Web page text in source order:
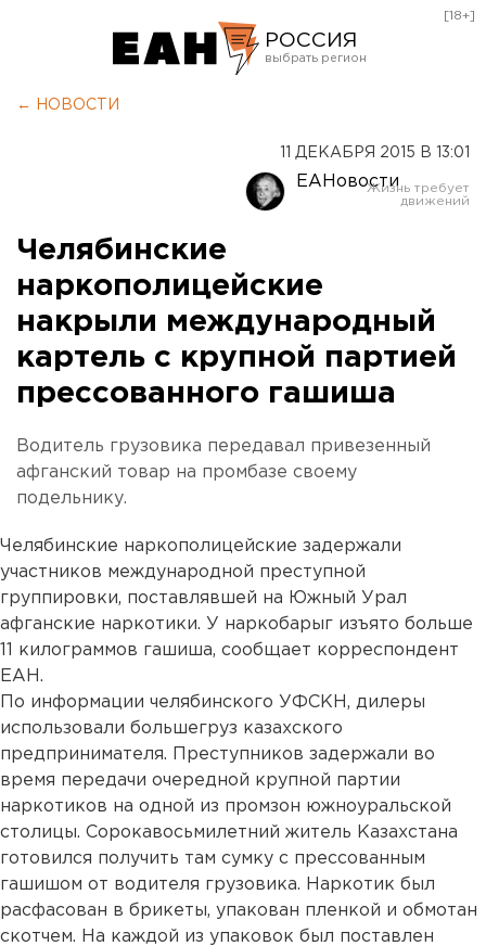
РОССИЯ
Оренбург
[18+]
← НОВОСТИ
11 ДЕКАБРЯ 2015 В 13:01
ЕАНовости
Челябинские
наркополицейские
накрыли международный
картель с крупной партией
прессованного гашиша
Водитель грузовика передавал привезенный
афганский товар на промбазе своему
подельнику.
Челябинские наркополицейские задержали
участников международной преступной
группировки, поставлявшей на Южный Урал
афганские наркотики. У наркобарыг изъято больше
11 килограммов гашиша, сообщает корреспондент
ЕАН.
По информации челябинского УФСКН, дилеры
использовали большегруз казахского
предпринимателя. Преступников задержали во
время передачи очередной крупной партии
наркотиков на одной из промзон южноуральской
столицы. Сорокавосьмилетний житель Казахстана
готовился получить там сумку с прессованным
гашишом от водителя грузовика. Наркотик был
расфасован в брикеты, упакован пленкой и обмотан
скотчем. На каждой из упаковок был поставлен